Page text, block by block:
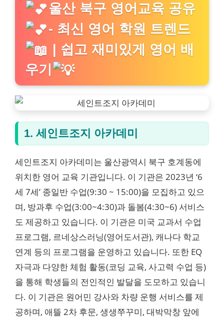
울산 북구 영어교육 공유
- 최신 영어 학원 트렌드
| 쉽고 재미있게 영어 배
우기
1. 세인트조지 아카데미
세인트조지 아카데미는 울산광역시 북구 호계동에
위치한 영어 교육 기관입니다. 이 기관은 2023년 ‘6
세 7세’ 종일반 수업(9:30 ~ 15:00)을 모집하고 있으
며, 방과후 수업(3:00~4:30)과 돌봄(4:30~6) 서비스
도 제공하고 있습니다. 이 기관은 미국 교과서 수업
프로그램, 르네상스러닝(영어도서관), 캐나다 학교
연계 등의 프로그램을 운영하고 있습니다. 또한 EQ
자극과 다양한 체험 활동(코딩 교육, 사고력 수업 등)
을 통해 학생들의 전인적인 발달을 도모하고 있습니
다. 이 기관은 원어민 강사와 차량 운행 서비스를 제
공하며, 애뜰 2차 후문, 생생쭈꾸미, 대박막창 앞에